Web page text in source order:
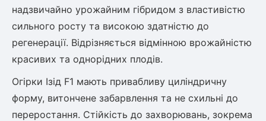
Айва
Шовковиця
Ківі
Спірея
Дерен
Штамбові троянди
Бузок
Жасмин (Чубушник)
Будлея
Лавровишня
надзвичайно урожайним гібридом з властивістю
сильного росту та високою здатністю до
регенерації. Відрізняється відмінною врожайністю
красивих та однорідних плодів.
Огірки Ізід F1 мають привабливу циліндричну
форму, витончене забарвлення та не схильні до
переростання. Стійкість до захворювань, зокрема